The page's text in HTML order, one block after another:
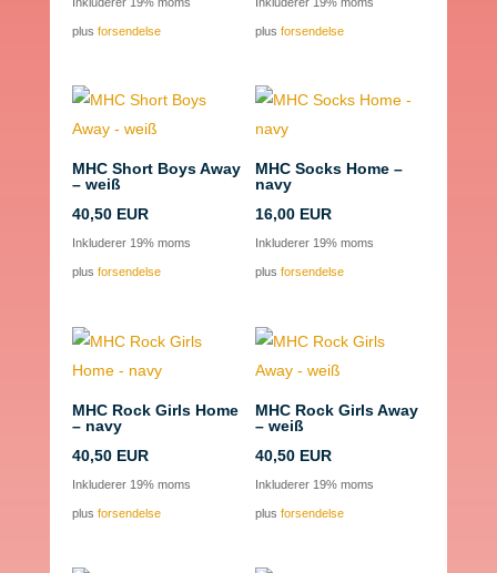
plus forsendelse plusforsendelse
MHC Short Boys Away
– weiß
40,50EUR
Inkluderer 19% moms
plus forsendelse
MHC Socks Home –
navy
16,00 EUR
Inkluderer 19% moms
plusforsendelse
MHC Rock Girls Home
– navy
40,50EUR
Inkluderer 19% moms
plus forsendelse
MHC Rock Girls Away
– weiß
40,50 EUR
Inkluderer 19% moms
plusforsendelse